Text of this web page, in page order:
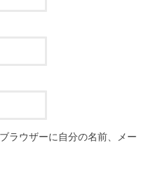
ラウザーに自分の名前、メー